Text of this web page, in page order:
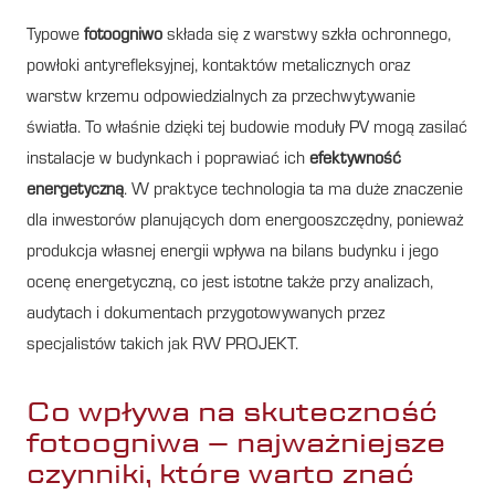
Typowe fotoogniwo składa się z warstwy szkła ochronnego,
powłoki antyrefleksyjnej, kontaktów metalicznych oraz
warstw krzemu odpowiedzialnych za przechwytywanie
światła. To właśnie dzięki tej budowie moduły PV mogą zasilać
instalacje w budynkach i poprawiać ich efektywność
energetyczną. W praktyce technologia ta ma duże znaczenie
dla inwestorów planujących dom energooszczędny, ponieważ
produkcja własnej energii wpływa na bilans budynku i jego
ocenę energetyczną, co jest istotne także przy analizach,
audytach i dokumentach przygotowywanych przez
specjalistów takich jak RW PROJEKT.
Co wpływa na skuteczność
fotoogniwa – najważniejsze
czynniki, które warto znać